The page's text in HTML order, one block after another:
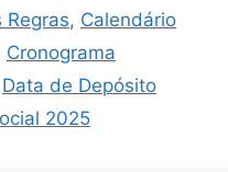
Regras, Calendário
Cronograma
Data de Depósito
2025